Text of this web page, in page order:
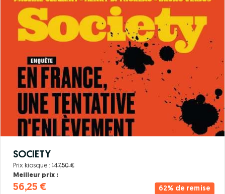
62% de remise
SOCIETY
Prix kiosque : 147,50 €
Meilleur prix :
56,25 €